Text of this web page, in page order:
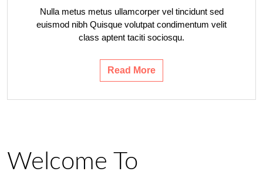
Nulla metus metus ullamcorper vel tincidunt sed
euismod nibh Quisque volutpat condimentum velit
class aptent taciti sociosqu.
Read More
Welcome To